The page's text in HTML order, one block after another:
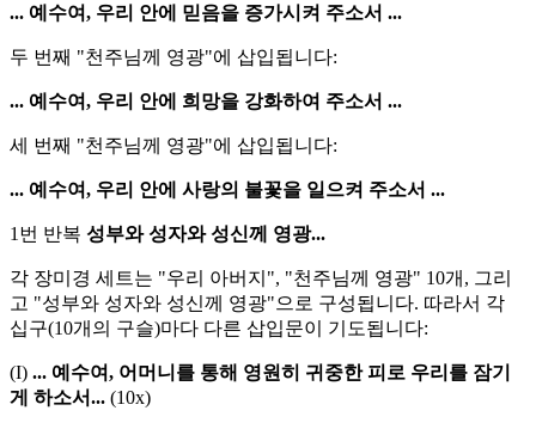
... 예수여, 우리 안에 믿음을 증가시켜 주소서 ...
두 번째 "천주님께 영광"에 삽입됩니다:
... 예수여, 우리 안에 희망을 강화하여 주소서 ...
세 번째 "천주님께 영광"에 삽입됩니다:
... 예수여, 우리 안에 사랑의 불꽃을 일으켜 주소서 ...
1번 반복 성부와 성자와 성신께 영광...
각 장미경 세트는 "우리 아버지", "천주님께 영광" 10개, 그리
고 "성부와 성자와 성신께 영광"으로 구성됩니다. 따라서 각
십구(10개의 구슬)마다 다른 삽입문이 기도됩니다:
(I) ... 예수여, 어머니를 통해 영원히 귀중한 피로 우리를 잠기
게 하소서... (10x)